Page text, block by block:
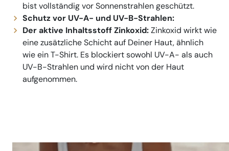
bist vollständig vor Sonnenstrahlen geschützt.
Schutz vor UV-A- und UV-B-Strahlen:
Der aktive Inhaltsstoff Zinkoxid:Zinkoxid wirkt wie
eine zusätzliche Schicht auf Deiner Haut, ähnlich
wie ein T-Shirt. Es blockiert sowohl UV-A- als auch
UV-B-Strahlen und wird nicht von der Haut
aufgenommen.